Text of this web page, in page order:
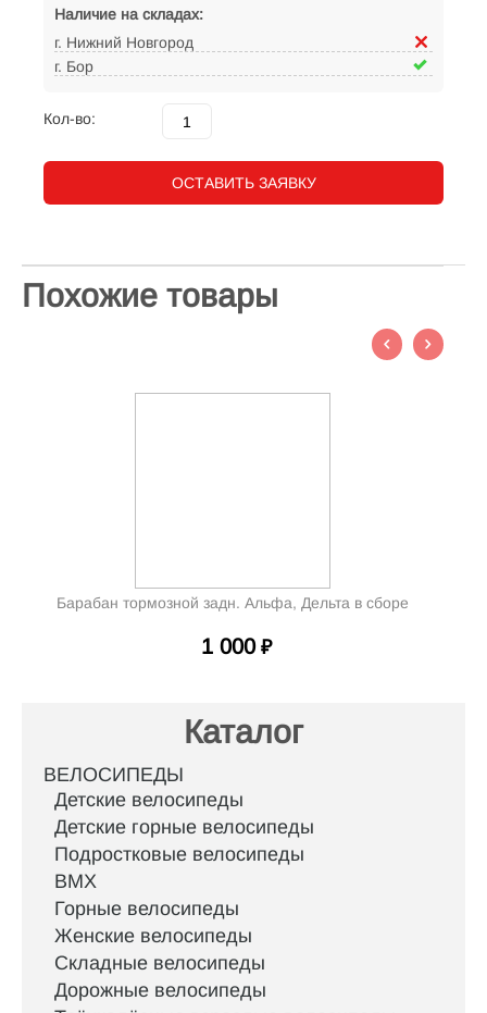
Наличие на складах:
г. Нижний Новгород
г. Бор
Кол-во:
ОСТАВИТЬ ЗАЯВКУ
Похожие товары
Барабан тормозной задн. Альфа, Дельта в сборе
1 000 ₽
Каталог
ВЕЛОСИПЕДЫ
Детские велосипеды
Детские горные велосипеды
Подростковые велосипеды
BMX
Горные велосипеды
Женские велосипеды
Складные велосипеды
Дорожные велосипеды